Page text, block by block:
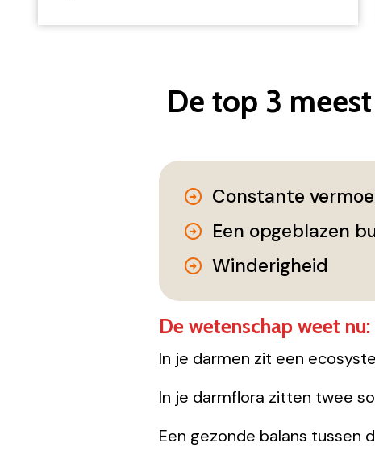
De top 3
Constante
Een opgeblazen
Winderigheid
De wetenschap weet
In je darmen zit een
In je darmflora zitten twee
Een gezonde balans tussen